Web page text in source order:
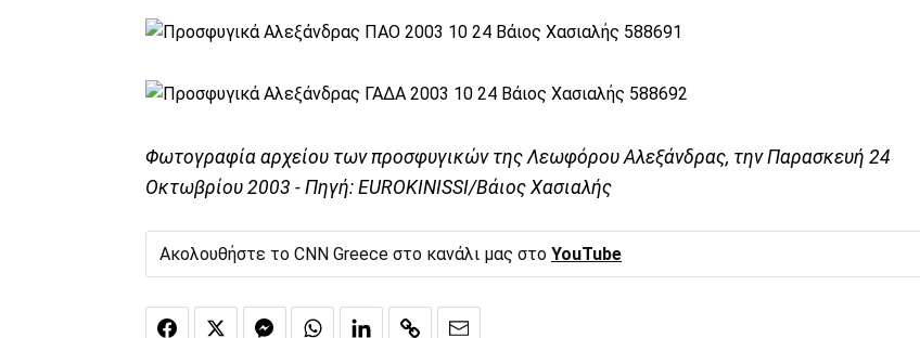
Φωτογραφία αρχείου των προσφυγικών της Λεωφόρου Αλεξάνδρας, την Παρασκευή 24
Οκτωβρίου 2003 - Πηγή: EUROKINISSI/Βάιος Χασιαλής
Ακολουθήστε το CNN Greece στο κανάλι μας στο YouTube